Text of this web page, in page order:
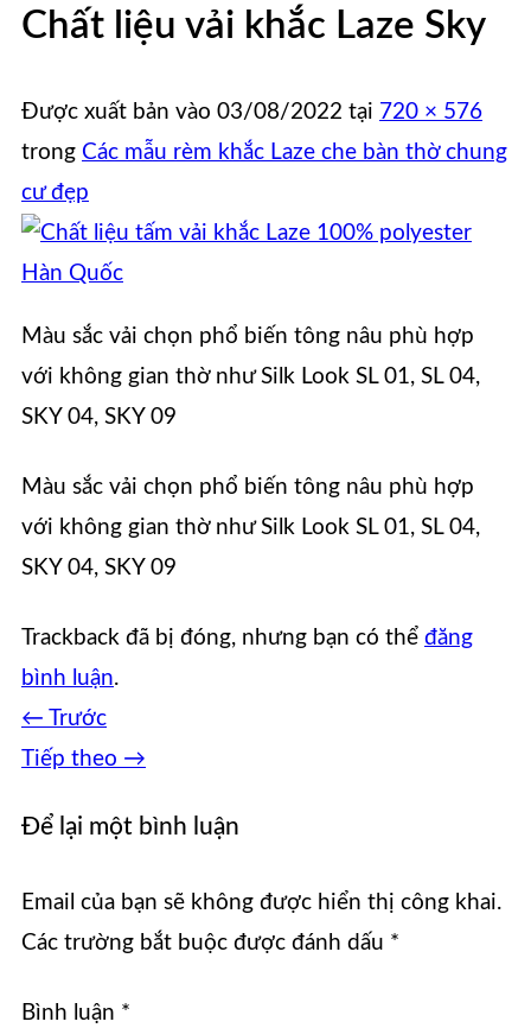
Chất liệu vải khắc Laze Sky
Được xuất bản vào 03/08/2022 tại 720 × 576
trong Các mẫu rèm khắc Laze che bàn thờ chung
cư đẹp
Màu sắc vải chọn phổ biến tông nâu phù hợp
với không gian thờ như Silk Look SL 01, SL 04,
SKY 04, SKY 09
Màu sắc vải chọn phổ biến tông nâu phù hợp
với không gian thờ như Silk Look SL 01, SL 04,
SKY 04, SKY 09
Trackback đã bị đóng, nhưng bạn có thể đăng
bình luận.
← Trước
Tiếp theo →
Để lại một bình luận
Email của bạn sẽ không được hiển thị công khai.
Các trường bắt buộc được đánh dấu *
Bình luận *